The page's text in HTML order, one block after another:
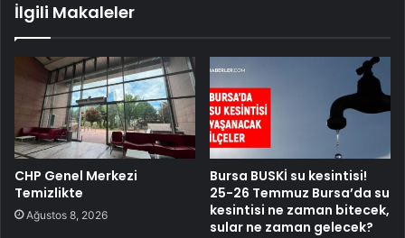
İlgili Makaleler
CHP Genel Merkezi
Temizlikte
Ağustos 8, 2026
Bursa BUSKİ su kesintisi!
25-26 Temmuz Bursa’da su
kesintisi ne zaman bitecek,
sular ne zaman gelecek?